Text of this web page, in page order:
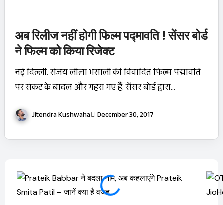
अब रिलीज नहीं होगी फिल्म पद्मावति ! सेंसर बोर्ड
ने फिल्म को किया रिजेक्ट
नई दिल्ली. संजय लीला भंसाली की विवादित फिल्म पद्मावति
पर संकट के बादल और गहरा गए हैं. सेंसर बोर्ड द्वारा…
Jitendra Kushwaha December 30, 2017